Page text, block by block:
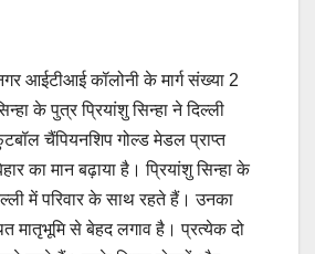
आईटीआई कॉलोनी के मार्ग संख्या 2
के पुत्र प्रियांशु सिन्हा ने दिल्ली
चैंपियनशिप गोल्ड मेडल प्राप्त
का मान बढ़ाया है। प्रियांशु सिन्हा के
में परिवार के साथ रहते हैं। उनका
मातृभूमि से बेहद लगाव है। प्रत्येक दो